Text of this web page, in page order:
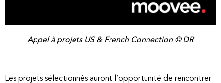
Appel à projets US & French Connection © DR
Les projets sélectionnés auront l’opportunité de rencontrer